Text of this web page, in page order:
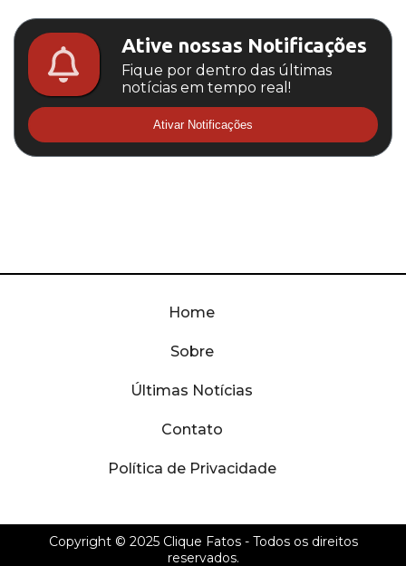
Ative nossas Notificações
Fique por dentro das últimas
notícias em tempo real!
Ativar Notificações
Home
Sobre
Últimas Notícias
Contato
Política de Privacidade
Copyright © 2025 Clique Fatos- Todos os direitos
reservados.